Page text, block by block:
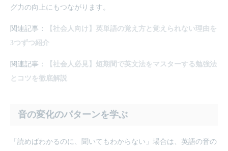
グ力の向上にもつながります。
関連記事：
【社会人向け】英単語の覚え方と覚えられない理由を
3つずつ紹介
関連記事：
【社会人必見】短期間で英文法をマスターする勉強法
とコツを徹底解説
音の変化のパターンを学ぶ
「読めばわかるのに、聞いてもわからない」場合は、英語の音の